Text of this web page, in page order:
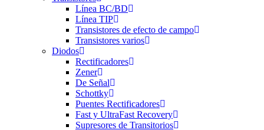
Línea BC/BD
Línea TIP
Transistores de efecto de campo
Transistores varios
Diodos
Rectificadores
Zener
De Señal
Schottky
Puentes Rectificadores
Fast y UltraFast Recovery
Supresores de Transitorios